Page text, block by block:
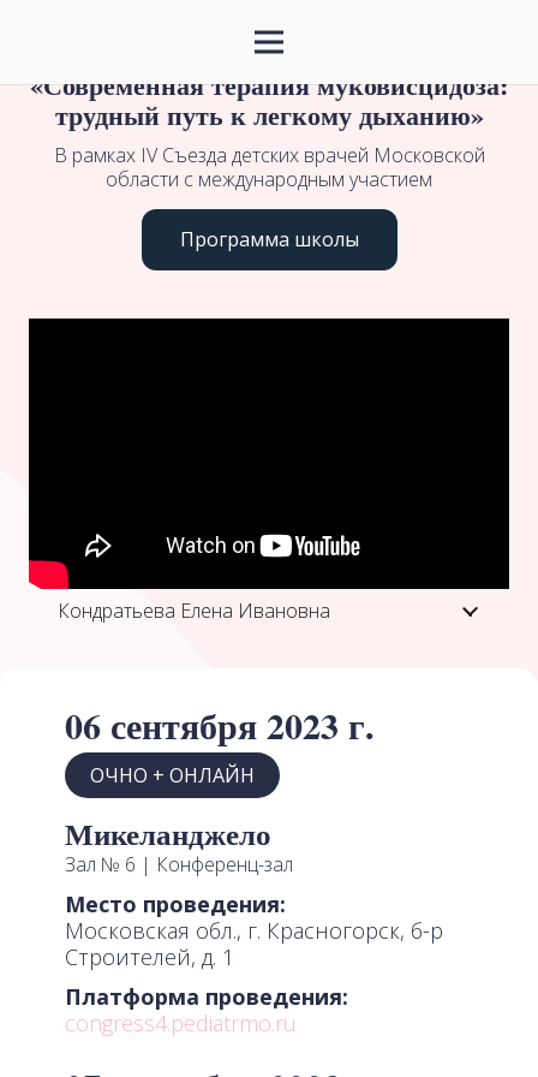
Всероссийская школа по муковисцидозу
«Современная терапия муковисцидоза:
трудный путь к легкому дыханию»
В рамках IV Съезда детских врачей Московской
области с международным участием
Программа школы
Кондратьева Елена Ивановна
06 сентября 2023 г.
ОЧНО + ОНЛАЙН
Микеланджело
Зал № 6 | Конференц-зал
Место проведения:
Московская обл., г. Красногорск, б-р
Строителей, д. 1
Платформа проведения:
congress4.pediatrmo.ru